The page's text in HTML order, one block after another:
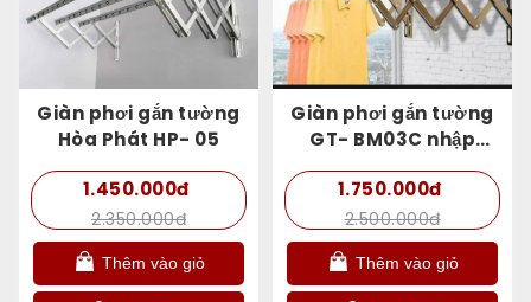
Giàn phơi gắn tường
Hòa Phát HP- 05
1.450.000đ
2.350.000đ
Thêm vào giỏ
Giàn phơi gắn tường
GT- BM03C nhập
khẩu Hàn Quốc
1.750.000đ
2.500.000đ
Thêm vào giỏ